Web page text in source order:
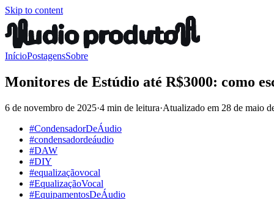
Skip to content
InícioPostagensSobre
Monitores de Estúdio até R$3000: como
6 de novembro de 2025·4 min de leitura·Atualizado em 28 de maio
#CondensadorDeÁudio
#condensadordeáudio
#DAW
#DIY
#equalizaçãovocal
#EqualizaçãoVocal
#EquipamentosDeÁudio